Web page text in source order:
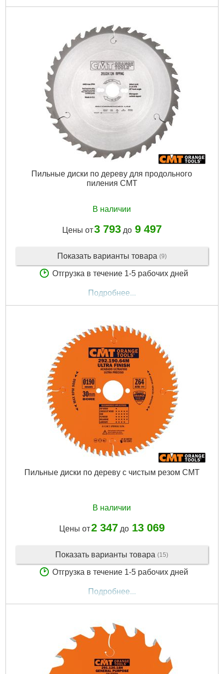
Пильные диски по дереву для продольного
пиления CMT
В наличии
Цены от3 793до 9 497
Показать варианты товара (9)
Отгрузка в течение 1-5 рабочих дней
Подробнее...
Пильные диски по дереву с чистым резом CMT
В наличии
Цены от2 347 до 13 069
Показать варианты товара (15)
Отгрузка в течение 1-5 рабочих дней
Подробнее...